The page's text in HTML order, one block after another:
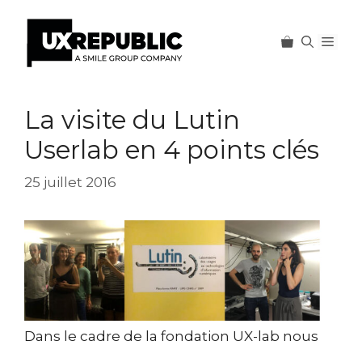
contenuLa visite du Lutin
Userlab en 4 points clés
25 juillet 2016
Dans le cadre de la fondation UX-lab nous